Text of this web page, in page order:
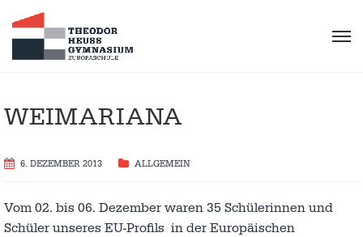
WEIMARIANA
6. DEZEMBER 2013 ALLGEMEIN
Vom 02. bis 06. Dezember waren 35 Schülerinnen und
Schüler unseres EU-Profils in der Europäischen